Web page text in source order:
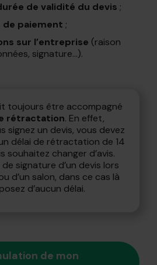
de validité du devis ;
paiement ;
sur l’entreprise (raison
signature…).
toujours être accompagné
rétractation. En effet,
signez un devis, vous devez
délai de rétractation de 14
souhaitez changer d’avis.
signature d’un devis lors
d’un salon, dans ce cas là
d’aucun délai.
de mon